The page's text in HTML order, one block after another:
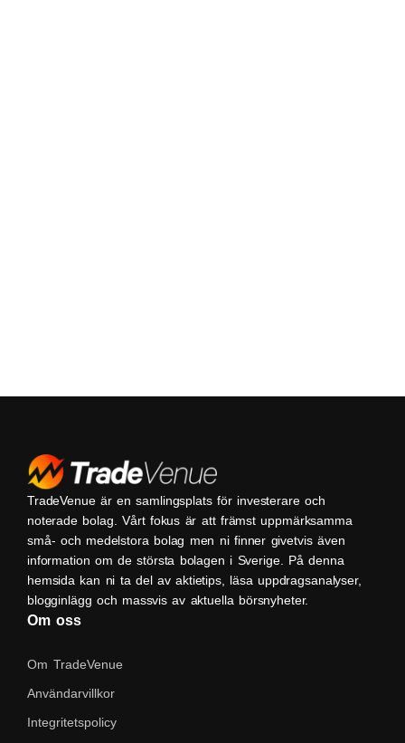
TradeVenue är en samlingsplats för investerare och
noterade bolag. Vårt fokus är att främst uppmärksamma
små- och medelstora bolag men ni finner givetvis även
information om de största bolagen i Sverige. På denna
hemsida kan ni ta del av aktietips, läsa uppdragsanalyser,
blogginlägg och massvis av aktuella börsnyheter.
Om oss
Om TradeVenue
Användarvillkor
Integritetspolicy